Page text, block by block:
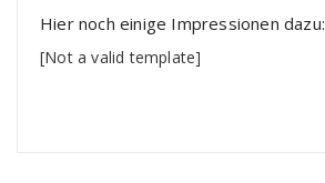
Hier noch einige Impressionen dazu:
[Not a valid template]